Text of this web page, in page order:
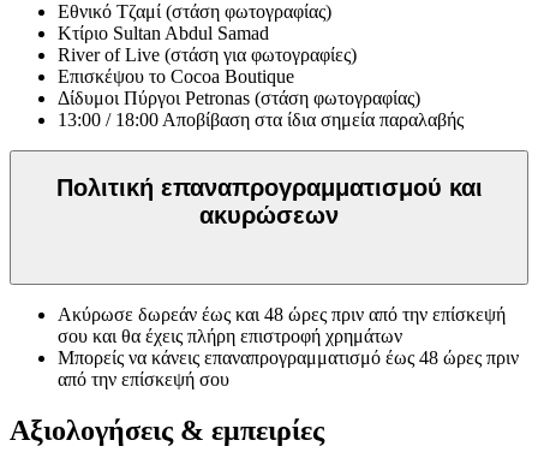
Εθνικό Τζαμί (στάση φωτογραφίας)
Κτίριο Sultan Abdul Samad
River of Live (στάση για φωτογραφίες)
Επισκέψου το Cocoa Boutique
Δίδυμοι Πύργοι Petronas (στάση φωτογραφίας)
13:00 / 18:00 Αποβίβαση στα ίδια σημεία παραλαβής
Πολιτική επαναπρογραμματισμού και
ακυρώσεων
Ακύρωσε δωρεάν έως και 48 ώρες πριν από την επίσκεψή
σου και θα έχεις πλήρη επιστροφή χρημάτων
Μπορείς να κάνεις επαναπρογραμματισμό έως 48 ώρες πριν
από την επίσκεψή σου
Αξιολογήσεις & εμπειρίες